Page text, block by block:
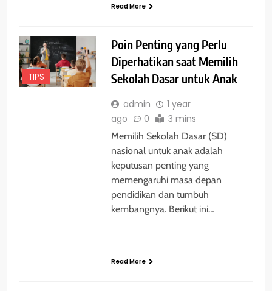
Read More
TIPS
Poin Penting yang Perlu
Diperhatikan saat Memilih
Sekolah Dasar untuk Anak
admin
1 year
ago
0 3 mins
Memilih Sekolah Dasar (SD)
nasional untuk anak adalah
keputusan penting yang
memengaruhi masa depan
pendidikan dan tumbuh
kembangnya. Berikut ini…
Read More